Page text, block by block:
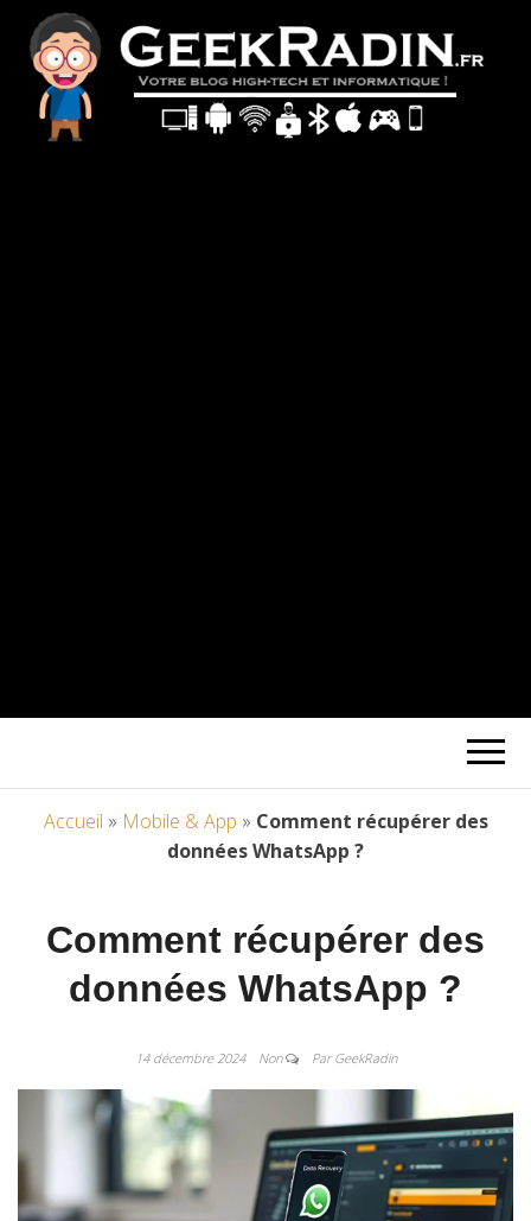
Accueil » Mobile & App » Comment récupérer des
données WhatsApp ?
Comment récupérer des
données WhatsApp ?
14 décembre 2024 Non Par GeekRadin